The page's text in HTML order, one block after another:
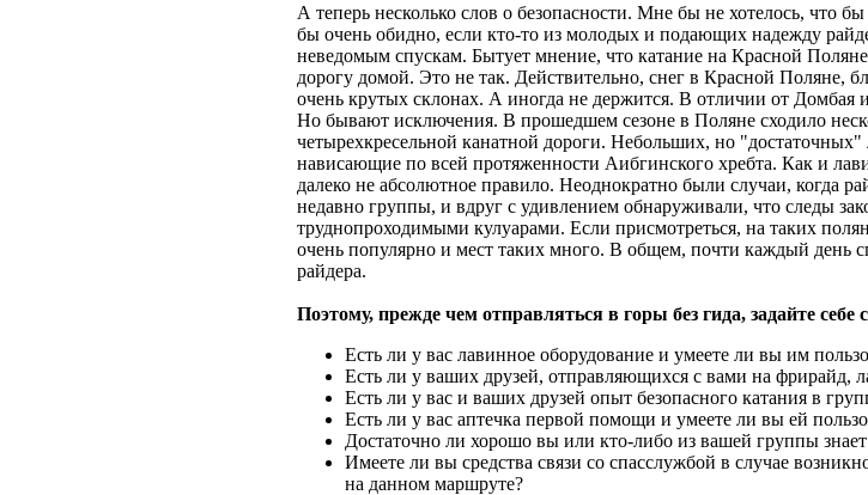
А теперь несколько слов о безопасности. Мне бы не хотелось, что
бы очень обидно, если кто-то из молодых и подающих надежду
неведомым спускам. Бытует мнение, что катание на Красной
дорогу домой. Это не так. Действительно, снег в Красной Поляне,
очень крутых склонах. А иногда не держится. В отличии от Домбая
Но бывают исключения. В прошедшем сезоне в Поляне сходило
четырехкресельной канатной дороги. Небольших, но
нависающие по всей протяженности Аибгинского хребта. Как и
далеко не абсолютное правило. Неоднократно были случаи, когда
недавно группы, и вдруг с удивлением обнаруживали, что следы
труднопроходимыми кулуарами. Если присмотреться, на таких
очень популярно и мест таких много. В общем, почти каждый день
райдера.
Поэтому, прежде чем отправляться в горы без гида, задайте
Есть ли у вас лавинное оборудование и умеете ли вы им
Есть ли у ваших друзей, отправляющихся с вами на фрирайд,
Есть ли у вас и ваших друзей опыт безопасного катания в
Есть ли у вас аптечка первой помощи и умеете ли вы ей
Достаточно ли хорошо вы или кто-либо из вашей группы
Имеете ли вы средства связи со спасслужбой в случае
на данном маршруте?